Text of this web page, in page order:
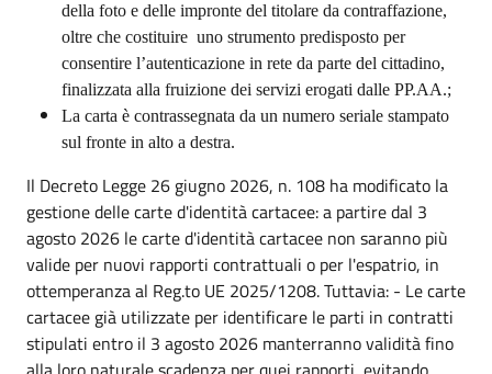
della foto e delle impronte del titolare da contraffazione,
oltre che costituire uno strumento predisposto per
consentire l’autenticazione in rete da parte del cittadino,
finalizzata alla fruizione dei servizi erogati dalle PP.AA.;
La carta è contrassegnata da un numero seriale stampato
sul fronte in alto a destra.
Il Decreto Legge 26 giugno 2026, n. 108 ha modificato la
gestione delle carte d'identità cartacee: a partire dal 3
agosto 2026 le carte d'identità cartacee non saranno più
valide per nuovi rapporti contrattuali o per l'espatrio, in
ottemperanza al Reg.to UE 2025/1208. Tuttavia: - Le carte
cartacee già utilizzate per identificare le parti in contratti
stipulati entro il 3 agosto 2026 manterranno validità fino